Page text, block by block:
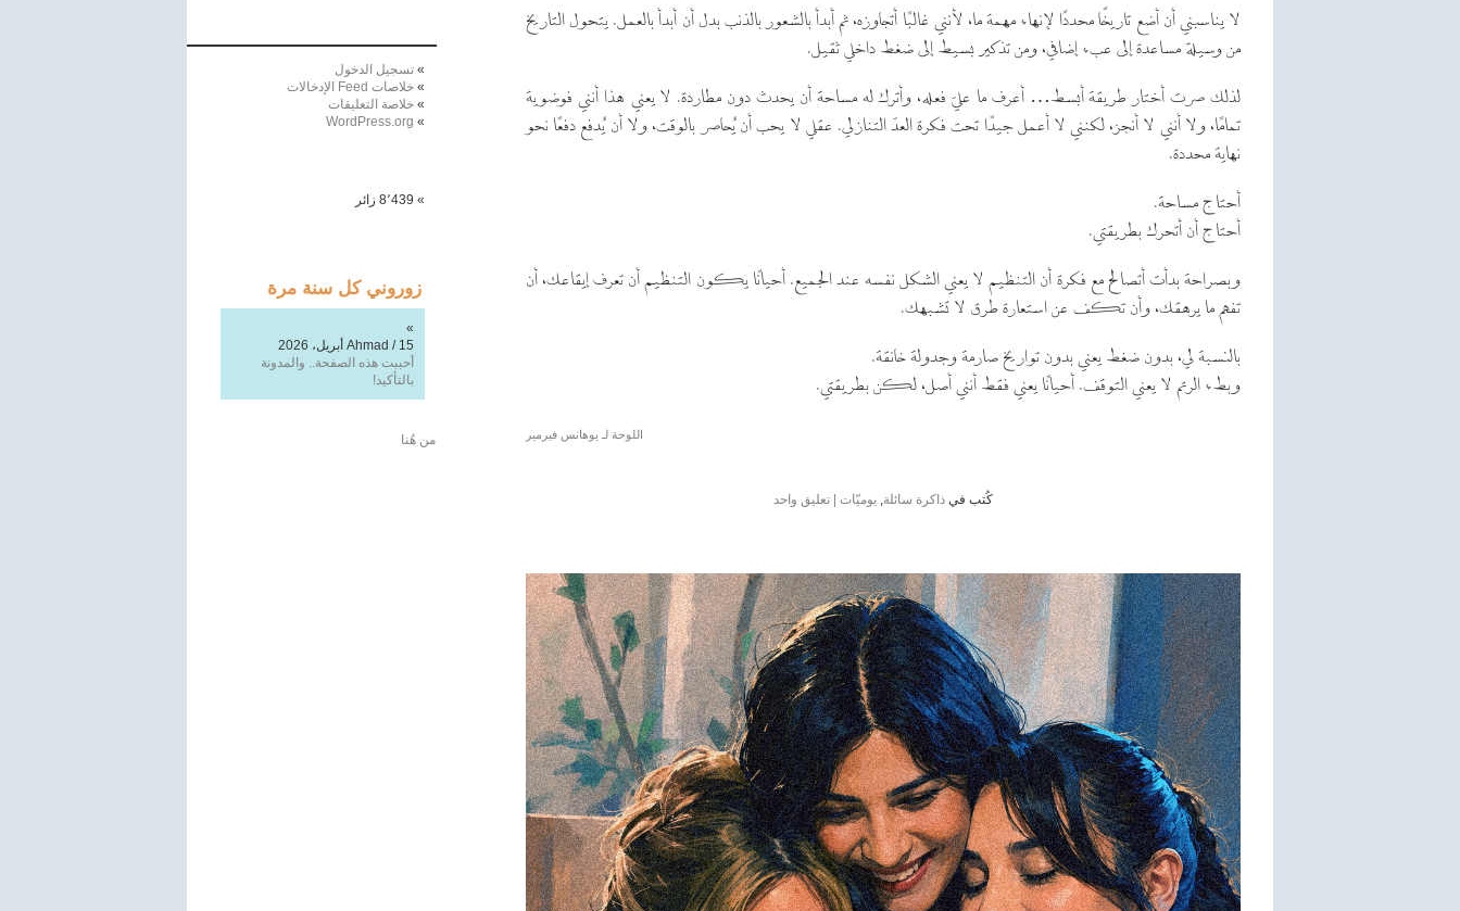
لا يناسبني أن أضع تاريخًا محددًا لإنهاء مهمة ما، لأنني غالبًا أتجاوزه، ثم أبدأ بالشعور بالذنب بدل أن أبدأ بالعمل. يتحول التاريخ
من وسيلة مساعدة إلى عبء إضافي، ومن تذكير بسيط إلى ضغط داخلي ثقيل.
لذلك صرت أختار طريقة أبسط… أعرف ما عليّ فعله، وأترك له مساحة أن يحدث دون مطاردة. لا يعني هذا أنني فوضوية
تمامًا، ولا أنني لا أنجز، لكنني لا أعمل جيدًا تحت فكرة العدّ التنازلي. عقلي لا يحب أن يُحاصر بالوقت، ولا أن يُدفع دفعًا نحو
نهاية محددة.
أحتاج مساحة.
أحتاج أن أتحرك بطريقتي.
وبصراحة بدأت أتصالح مع فكرة أن التنظيم لا يعني الشكل نفسه عند الجميع. أحيانًا يكون التنظيم أن تعرف إيقاعك، أن
تفهم ما يرهقك، وأن تكف عن استعارة طرق لا تشبهك.
بالنسبة لي، بدون ضغط يعني بدون تواريخ صارمة وجدولة خانقة.
وبطء الرتم لا يعني التوقف. أحيانًا يعني فقط أنني أصل، لكن بطريقتي.
اللوحة لـ يوهانس فيرمير
كُتب في ذاكرة سائلة, يوميّات | تعليق واحد
ـــــــــــــــــــــــــــــــــــــــــــــــــــــــــــــــــ
تسجيل الدخول
خلاصات Feed الإدخالات
خلاصة التعليقات
WordPress.org
8٬439 زائر
زوروني كل سنة مرة
محمد طارق الموصللي/
16
فبراير، 2026
أتمنى ألا يتوقف قلمك السيّال يومًا.
هل سنقرأ تدوينة لك قريبًا؟